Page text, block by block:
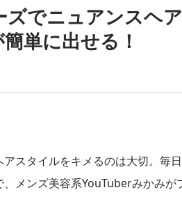
ズでニュアンスヘア
単に出せる！
スタイルをキメるのは大切。毎
、メンズ美容系YouTuberみかみ